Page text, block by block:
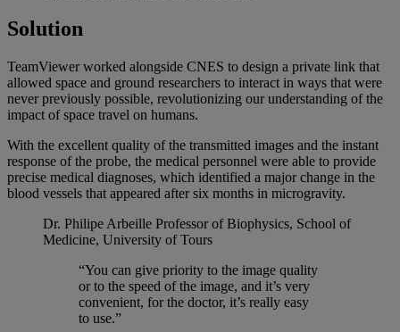
Solution
TeamViewer worked alongside CNES to design a private link that
allowed space and ground researchers to interact in ways that were
never previously possible, revolutionizing our understanding of the
impact of space travel on humans.
With the excellent quality of the transmitted images and the instant
response of the probe, the medical personnel were able to provide
precise medical diagnoses, which identified a major change in the
blood vessels that appeared after six months in microgravity.
Dr. Philipe Arbeille Professor of Biophysics, School of
Medicine, University of Tours
“You can give priority to the image quality
or to the speed of the image, and it’s very
convenient, for the doctor, it’s really easy
to use.”